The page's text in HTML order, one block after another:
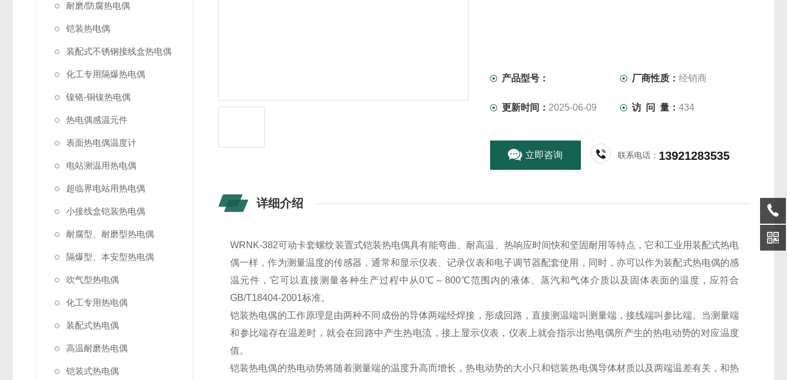
耐磨/防腐热电偶
铠装热电偶
装配式不锈钢接线盒热电偶
化工专用隔爆热电偶
镍铬-铜镍热电偶
热电偶感温元件
表面热电偶温度计
电站测温用热电偶
超临界电站用热电偶
小接线盒铠装热电偶
耐腐型、耐磨型热电偶
隔爆型、本安型热电偶
吹气型热电偶
化工专用热电偶
装配式热电偶
高温耐磨热电偶
铠装式热电偶
产品型号： 厂商性质：经销商
更新时间： 2025-06-09 访 问 量：434
立即咨询 联系电话： 13921283535
详细介绍
WRNK-382可动卡套螺纹装置式铠装热电偶具有能弯曲、耐高温、热响应时间快和坚固耐用等特点，它和工业用装配式热电
偶一样，作为测量温度的传感器，通常和显示仪表、记录仪表和电子调节器配套使用，同时，亦可以作为装配式热电偶的感
温元件，它可以直接测量各种生产过程中从0℃～800℃范围内的液体、蒸汽和气体介质以及固体表面的温度，应符合
GB/T18404-2001标准。
铠装热电偶的工作原理是由两种不同成份的导体两端经焊接，形成回路，直接测温端叫测量端，接线端叫参比端。当测量端
和参比端存在温差时，就会在回路中产生热电流，接上显示仪表，仪表上就会指示出热电偶所产生的热电动势的对应温度
值。
铠装热电偶的热电动势将随着测量端的温度升高而增长，热电动势的大小只和铠装热电偶导体材质以及两端温差有关，和热